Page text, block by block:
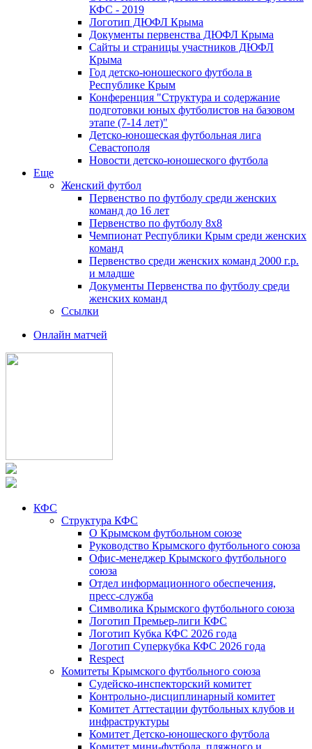
КФС - 2019
Логотип ДЮФЛ Крыма
Документы первенства ДЮФЛ Крыма
Сайты и страницы участников ДЮФЛ
Крыма
Год детско-юношеского футбола в
Республике Крым
Конференция "Структура и содержание
подготовки юных футболистов на базовом
этапе (7-14 лет)"
Детско-юношеская футбольная лига
Севастополя
Новости детско-юношеского футбола
Еще
Женский футбол
Первенство по футболу среди женских
команд до 16 лет
Первенство по футболу 8х8
Чемпионат Республики Крым среди женских
команд
Первенство среди женских команд 2000 г.р.
и младше
Документы Первенства по футболу среди
женских команд
Ссылки
Онлайн матчей
КФС
Структура КФС
О Крымском футбольном союзе
Руководство Крымского футбольного союза
Офис-менеджер Крымского футбольного
союза
Отдел информационного обеспечения,
пресс-служба
Символика Крымского футбольного союза
Логотип Премьер-лиги КФС
Логотип Кубка КФС 2026 года
Логотип Суперкубка КФС 2026 года
Respect
Комитеты Крымского футбольного союза
Судейско-инспекторский комитет
Контрольно-дисциплинарный комитет
Комитет Аттестации футбольных клубов и
инфраструктуры
Комитет Детско-юношеского футбола
Комитет мини-футбола, пляжного и